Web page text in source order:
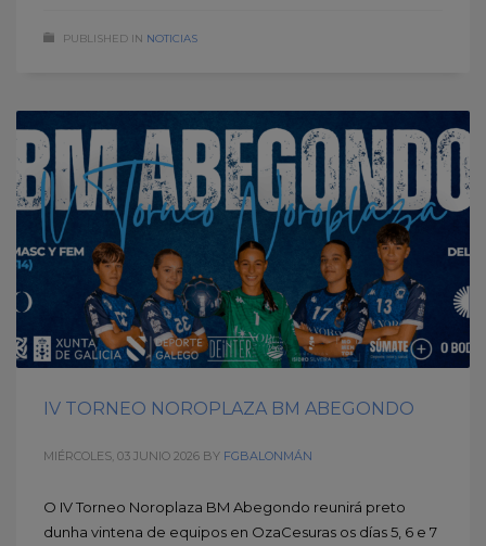
PUBLISHED IN NOTICIAS
IV TORNEO NOROPLAZA BM ABEGONDO
MIÉRCOLES, 03 JUNIO 2026 BY FGBALONMÁN
O IV Torneo Noroplaza BM Abegondo reunirá preto
dunha vintena de equipos en OzaCesuras os días 5, 6 e 7